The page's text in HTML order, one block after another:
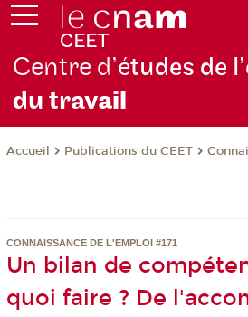
Centre d’études de
du travail
Accueil Publications du CEET
CONNAISSANCE DE L'EMPLOI #171
Un bilan de
quoi faire ? De